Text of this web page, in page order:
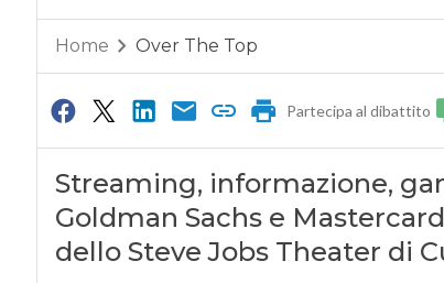
Home Over The Top
Partecipa al dibattito
Streaming, informazione,
Goldman Sachs e
dello Steve Jobs Theater di